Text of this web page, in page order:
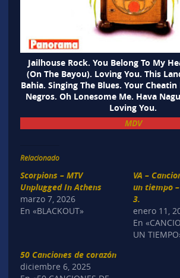
Jailhouse Rock. You Belong To My
(On The Bayou). Loving You. This
Bahia. Singing The Blues. Your
Negros. Oh Lonesome Me. Hava
Loving You.
MDV
Relacionado
Scorpions – MTV
Unplugged In Athens
marzo 7, 2026
En «BLACKOUT»
VA –
un tiempo
3.
enero 11,
En
UN
50 Canciones de corazón
diciembre 6, 2025